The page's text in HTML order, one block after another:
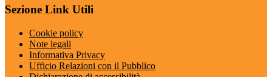
Sezione Link Utili
Cookie policy
Note legali
Informativa Privacy
Ufficio Relazioni con il Pubblico